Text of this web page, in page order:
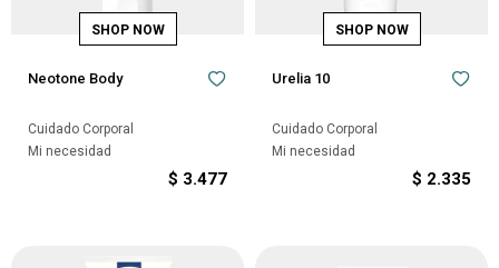
Neotone Body
Cuidado Corporal
Mi necesidad
$ 3.477
Urelia 10
Cuidado Corporal
Mi necesidad
$ 2.335